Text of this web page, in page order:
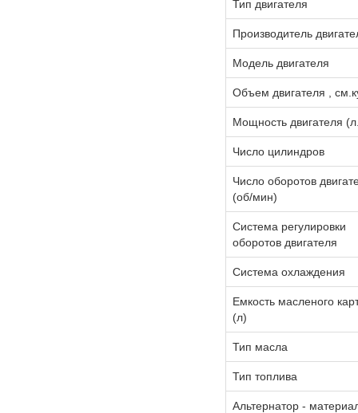
Тип двигателя
Производитель
Модель двигателя
Объем двигателя ,
Мощность двигателя
Число цилиндров
Число оборотов
(об/мин)
Система регулировки
оборотов двигателя
Система охлаждения
Емкость масленого
(л)
Тип масла
Тип топлива
Альтернатор -